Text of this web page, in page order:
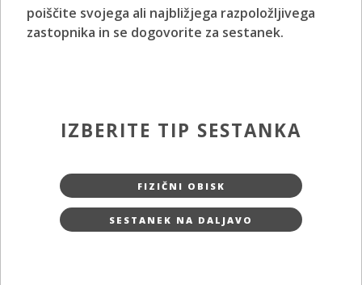
poiščite svojega ali najbližjega razpoložljivega
zastopnika in se dogovorite za sestanek.
IZBERITE TIP SESTANKA
FIZIČNI OBISK
SESTANEK NA DALJAVO